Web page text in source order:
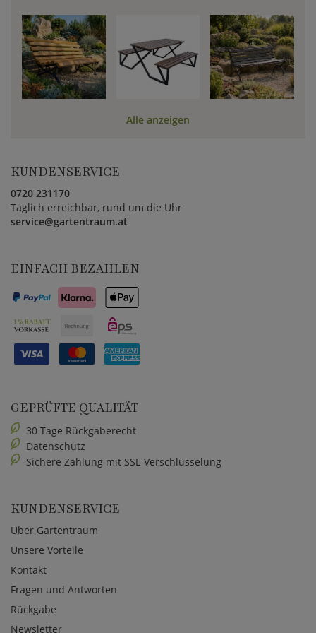
Alle anzeigen
KUNDENSERVICE
0720 231170
Täglich erreichbar, rund um die Uhr
service@gartentraum.at
EINFACH BEZAHLEN
GEPRÜFTE QUALITÄT
30 Tage Rückgaberecht
Datenschutz
Sichere Zahlung mit SSL-Verschlüsselung
KUNDENSERVICE
Über Gartentraum
Unsere Vorteile
Kontakt
Fragen und Antworten
Rückgabe
Newsletter